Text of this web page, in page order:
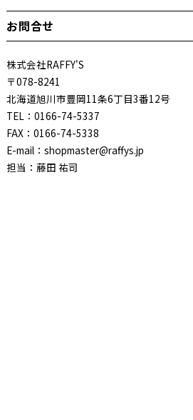
お問合せ
株式会社RAFFY'S
〒078-8241
北海道旭川市豊岡11条6丁目3番12号
TEL：0166-74-5337
FAX：0166-74-5338
E-mail：shopmaster@raffys.jp
担当：藤田 祐司